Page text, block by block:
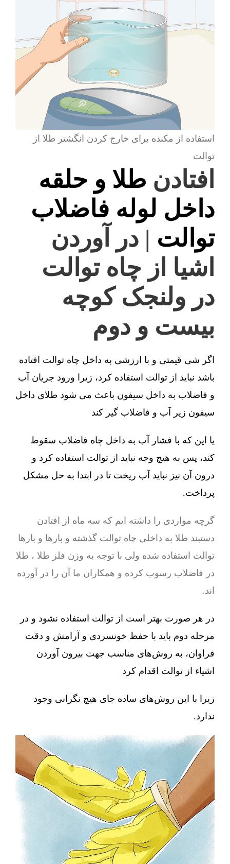
استفاده از مکنده برای خارج کردن انگشتر طلا از
توالت
افتادن طلا و حلقه
داخل لوله فاضلاب
توالت | در آوردن
اشیا از چاه توالت
در ولنجک کوچه
بیست و دوم
اگر شی قیمتی و با ارزشی به داخل چاه توالت افتاده
باشد نباید از توالت استفاده کرد، زیرا ورود جریان آب
و فاضلاب به داخل سیفون باعث می شود طلای داخل
سیفون زیر آب و فاضلاب گیر کند
یا این که با فشار آب به داخل چاه فاضلاب سقوط
کند، پس به هیچ وجه نباید از توالت استفاده کرد و
درون آن نیز نباید آب ریخت تا در ابتدا به حل مشکل
پرداخت.
گرچه مواردی را داشته ایم که سه ماه از افتادن
دستبند طلا به داخلی چاه توالت گذشته و بارها و بارها
توالت استفاده شده ولی با توجه به وزن فلز طلا ، طلا
در فاضلاب رسوب کرده و همکاران ما آن را در آورده
اند.
در هر صورت بهتر است از توالت استفاده نشود و در
مرحله دوم باید با حفظ خونسردی و آرامش و دقت
فراوان، به روش‌های مناسب جهت بیرون آوردن
اشیاء از توالت اقدام کرد
زیرا با این روش‌های ساده جای هیچ نگرانی وجود
ندارد.